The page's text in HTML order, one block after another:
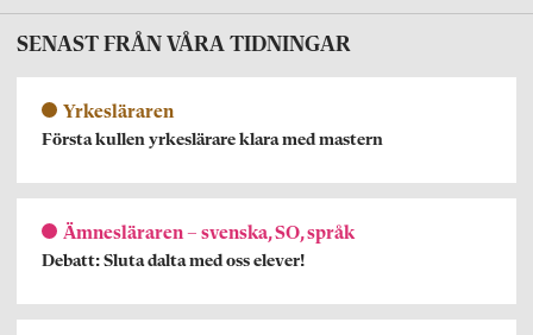
SENAST FRÅN VÅRA TIDNINGAR
Yrkesläraren
Första kullen yrkeslärare klara med mastern
Ämnesläraren – svenska, SO, språk
Debatt: Sluta dalta med oss elever!